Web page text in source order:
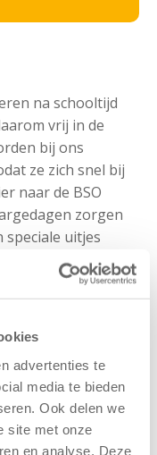
advertenties te
media te bieden
Ook delen we
site met onze
en analyse. Deze
na schooltijd
vrij in de
bij ons
ze zich snel bij
naar de BSO
zorgen
uitjes
Direct naast
waar wij ook
tot september:
en ervaren
zorgen dat elk
worden en
hun behoeftes